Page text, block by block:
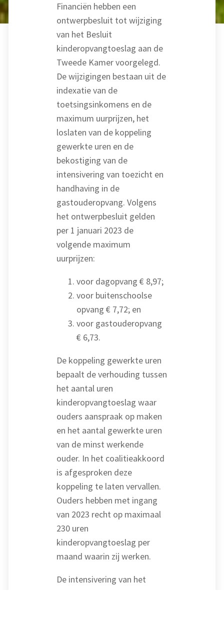
Financiën hebben een
ontwerpbesluit tot wijziging
van het Besluit
kinderopvangtoeslag aan de
Tweede Kamer voorgelegd.
De wijzigingen bestaan uit de
indexatie van de
toetsingsinkomens en de
maximum uurprijzen, het
loslaten van de koppeling
gewerkte uren en de
bekostiging van de
intensivering van toezicht en
handhaving in de
gastouderopvang. Volgens
het ontwerpbesluit gelden
per 1 januari 2023 de
volgende maximum
uurprijzen:
voor dagopvang € 8,97;
voor buitenschoolse
opvang € 7,72; en
voor gastouderopvang
€ 6,73.
De koppeling gewerkte uren
bepaalt de verhouding tussen
het aantal uren
kinderopvangtoeslag waar
ouders aanspraak op maken
en het aantal gewerkte uren
van de minst werkende
ouder. In het coalitieakkoord
is afgesproken deze
koppeling te laten vervallen.
Ouders hebben met ingang
van 2023 recht op maximaal
230 uren
kinderopvangtoeslag per
maand waarin zij werken.
De intensivering van het